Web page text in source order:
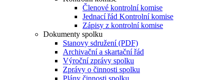
Členové kontrolní komise
Jednací řád Kontrolní komise
Zápisy z kontrolní komise
Dokumenty spolku
Stanovy sdružení (PDF)
Archivační a skartační řád
Výroční zprávy spolku
Zprávy o činnosti spolku
Plány činnosti spolku